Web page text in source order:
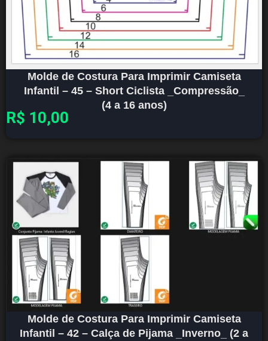
Molde de Costura Para Imprimir Camiseta
Infantil – 45 – Short Ciclista _Compressão_
(4 a 16 anos)
R$ 10,00
Molde de Costura Para Imprimir Camiseta
Infantil – 42 – Calça de Pijama _Inverno_ (2 a